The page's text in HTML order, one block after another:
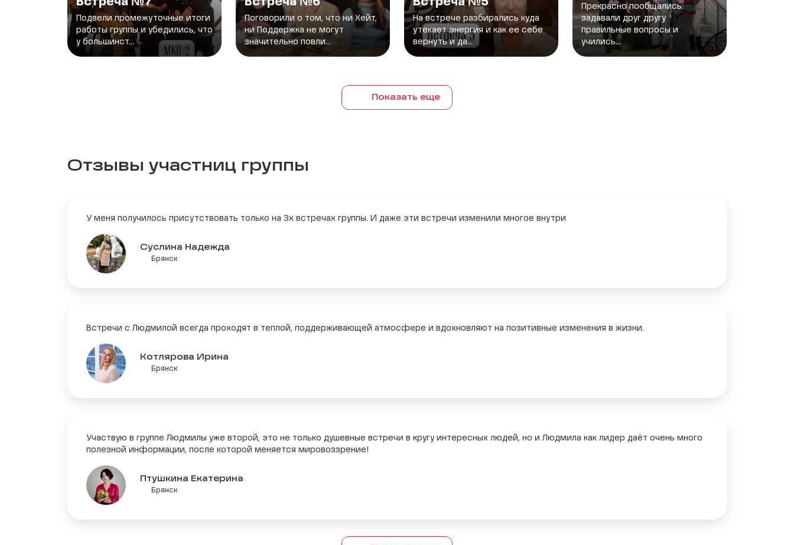
Подвели промежуточные итоги
работы группы и убедились, что
у большинст...
Поговорили о том, что ни Хейт,
ни Поддержка не могут
значительно повли...
На встрече разбирались куда
утекает энергия и как ее себе
вернуть и да...
Прекрасно пообщались:
задавали друг другу
правильные вопросы и
учились...
Показать еще
Отзывы участниц группы
У меня получилось присутствовать только на 3х встречах группы. И даже эти встречи изменили многое внутри
Суслина Надежда
Брянск
Встречи с Людмилой всегда проходят в теплой, поддерживающей атмосфере и вдохновляют на позитивные изменения в жизни.
Котлярова Ирина
Брянск
Участвую в группе Людмилы уже второй, это не только душевные встречи в кругу интересных людей, но и Людмила как лидер даёт очень много
полезной информации, после которой меняется мировоззрение!
Птушкина Екатерина
Брянск